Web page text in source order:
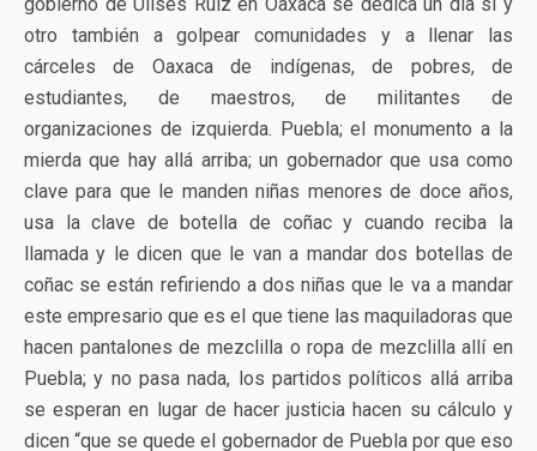
otro también a golpear comunidades y a llenar las
cárceles de Oaxaca de indígenas, de pobres, de
estudiantes, de maestros, de militantes de
organizaciones de izquierda. Puebla; el monumento a la
mierda que hay allá arriba; un gobernador que usa como
clave para que le manden niñas menores de doce años,
usa la clave de botella de coñac y cuando reciba la
llamada y le dicen que le van a mandar dos botellas de
coñac se están refiriendo a dos niñas que le va a mandar
este empresario que es el que tiene las maquiladoras que
hacen pantalones de mezclilla o ropa de mezclilla allí en
Puebla; y no pasa nada, los partidos políticos allá arriba
se esperan en lugar de hacer justicia hacen su cálculo y
dicen “que se quede el gobernador de Puebla por que eso